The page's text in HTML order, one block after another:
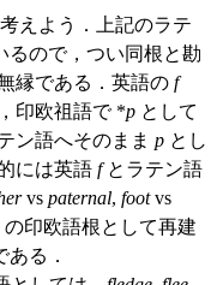
えよう．上記のラテ
るので，つい同根と勘
縁である．英語の f
印欧祖語で *p として
ン語へそのまま p とし
には英語 fとラテン語
vs paternal, footvs
の印欧語根として再建
ある．